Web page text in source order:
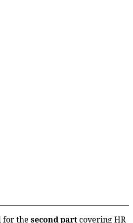
for the second partcovering HR